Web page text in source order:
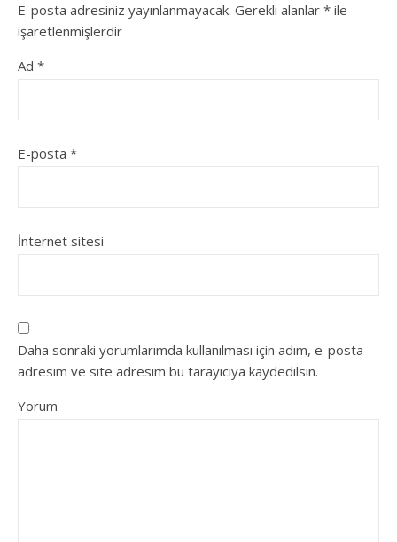
E-posta adresiniz yayınlanmayacak. Gerekli alanlar * ile
işaretlenmişlerdir
Ad *
E-posta *
İnternet sitesi
Daha sonraki yorumlarımda kullanılması için adım, e-posta
adresim ve site adresim bu tarayıcıya kaydedilsin.
Yorum